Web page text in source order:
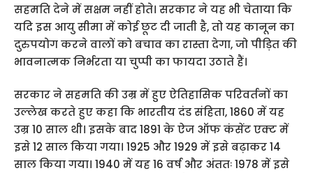
सहमति देने में सक्षम नहीं होते। सरकार ने यह भी चेताया कि
यदि इस आयु सीमा में कोई छूट दी जाती है, तो यह कानून का
दुरुपयोग करने वालों को बचाव का रास्ता देगा, जो पीड़ित की
भावनात्मक निर्भरता या चुप्पी का फायदा उठाते हैं।
सरकार ने सहमति की उम्र में हुए ऐतिहासिक परिवर्तनों का
उल्लेख करते हुए कहा कि भारतीय दंड संहिता, 1860 में यह
उम्र 10 साल थी। इसके बाद 1891 के ऐज ऑफ कंसेंट एक्ट में
इसे 12 साल किया गया। 1925 और 1929 में इसे बढ़ाकर 14
साल किया गया। 1940 में यह 16 वर्ष और अंततः 1978 में इसे